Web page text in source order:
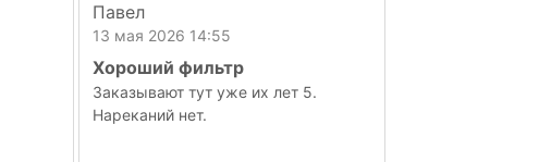
Павел
13 мая 2026 14:55
Хороший фильтр
Заказывают тут уже их лет 5.
Нареканий нет.